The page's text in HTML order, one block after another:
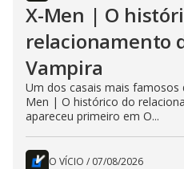
X-Men | O
relacionamento
Vampira
Um dos casais mais famosos
Men | O histórico do
apareceu primeiro em O...
O VÍCIO / 07/08/2026